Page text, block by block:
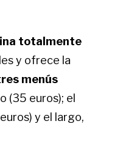
totalmente
y ofrece la
menús
(35 euros); el
y el largo,